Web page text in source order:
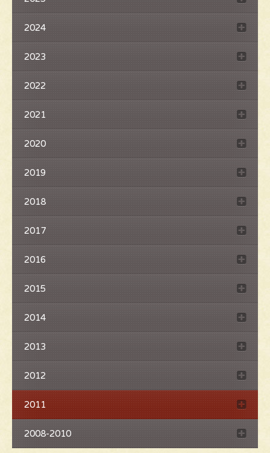
2024
2023
2022
2021
2020
2019
2018
2017
2016
2015
2014
2013
2012
2011
2008-2010